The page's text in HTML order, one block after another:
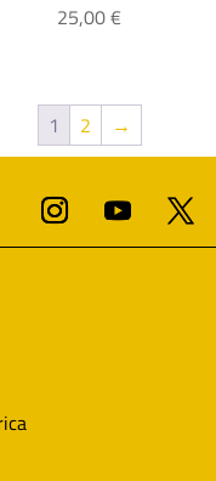
25,00€
1 2 →